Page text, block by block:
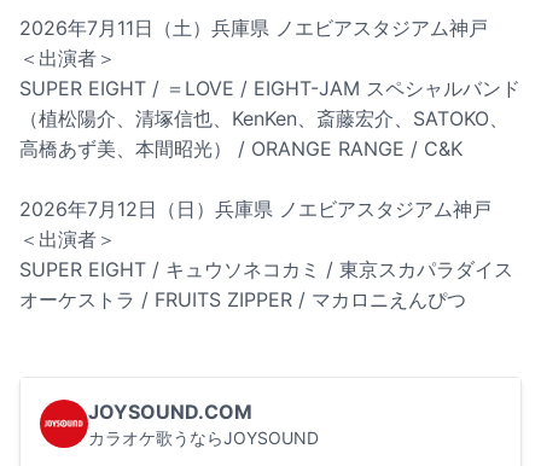
2026年7月11日（土）兵庫県 ノエビアスタジアム神戸
＜出演者＞
SUPER EIGHT / ＝LOVE / EIGHT-JAM スペシャルバンド
（植松陽介、清塚信也、KenKen、斎藤宏介、SATOKO、
高橋あず美、本間昭光） / ORANGE RANGE / C&K
2026年7月12日（日）兵庫県 ノエビアスタジアム神戸
＜出演者＞
SUPER EIGHT / キュウソネコカミ / 東京スカパラダイス
オーケストラ / FRUITS ZIPPER / マカロニえんぴつ
JOYSOUND.COM
カラオケ歌うならJOYSOUND